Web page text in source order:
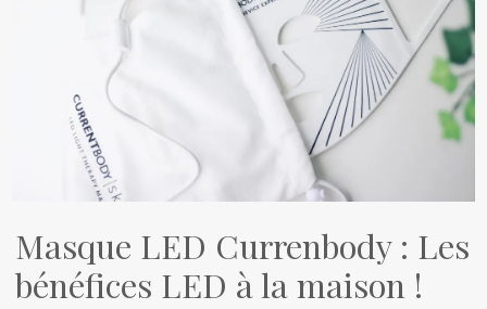
Masque LED Currenbody : Les
bénéfices LED à la maison !